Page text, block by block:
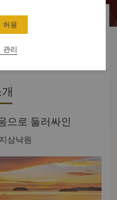
험
으로 둘러싸인
상낙원
관리
허용